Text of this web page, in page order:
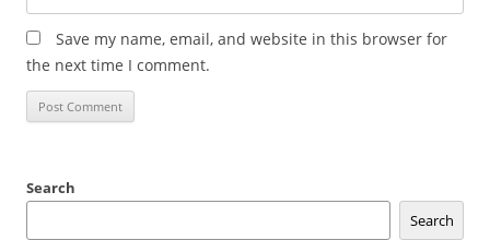
Save my name, email, and website in this browser for
the next time I comment.
Search
Search